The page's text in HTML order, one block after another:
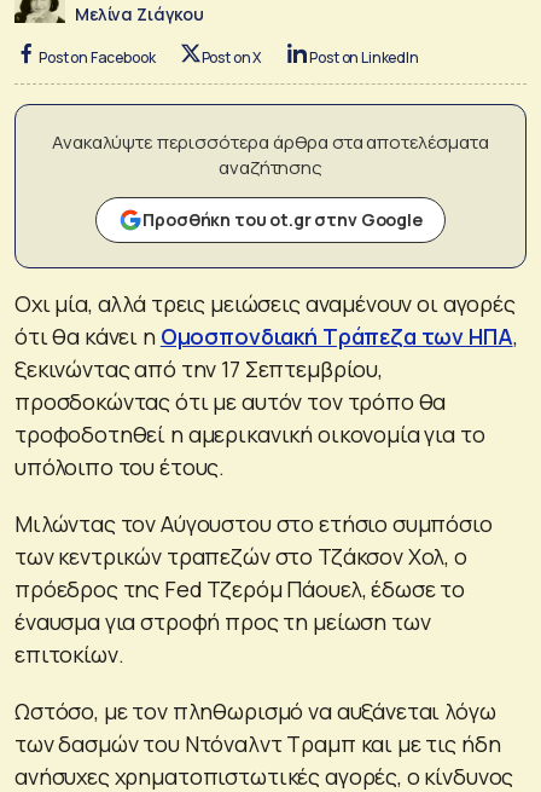
Μελίνα Ζιάγκου
Post on Facebook Post on X Post on LinkedIn
Ανακαλύψτε περισσότερα άρθρα στα αποτελέσματα
αναζήτησης
Προσθήκη του ot.gr στην Google
Οχι μία, αλλά τρεις μειώσεις αναμένουν οι αγορές
ότι θα κάνει η Ομοσπονδιακή Τράπεζα των ΗΠΑ,
ξεκινώντας από την 17 Σεπτεμβρίου,
προσδοκώντας ότι με αυτόν τον τρόπο θα
τροφοδοτηθεί η αμερικανική οικονομία για το
υπόλοιπο του έτους.
Μιλώντας τον Αύγουστου στο ετήσιο συμπόσιο
των κεντρικών τραπεζών στο Τζάκσον Χολ, o
πρόεδρος της Fed Τζερόμ Πάουελ, έδωσε το
έναυσμα για στροφή προς τη μείωση των
επιτοκίων.
Ωστόσο, με τον πληθωρισμό να αυξάνεται λόγω
των δασμών του Ντόναλντ Τραμπ και με τις ήδη
ανήσυχες χρηματοπιστωτικές αγορές, ο κίνδυνος